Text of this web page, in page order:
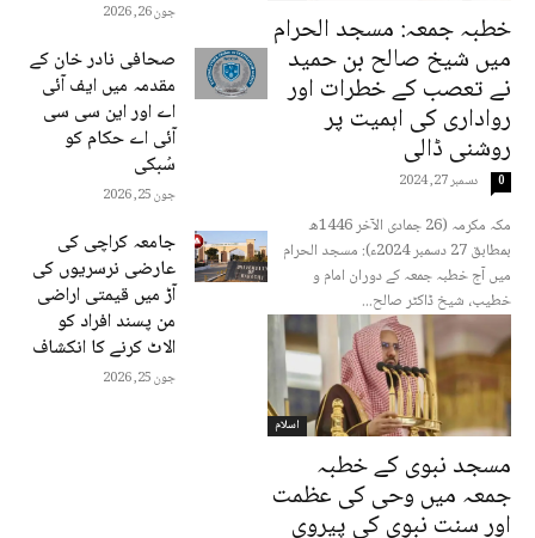
خطبہ جمعہ: مسجد الحرام
میں شیخ صالح بن حمید
نے تعصب کے خطرات اور
رواداری کی اہمیت پر
روشنی ڈالی
دسمبر 27, 2024 0
مکہ مکرمہ (26 جمادی الآخر 1446ھ
بمطابق 27 دسمبر 2024ء): مسجد الحرام
میں آج خطبہ جمعہ کے دوران امام و
خطیب، شیخ ڈاکٹر صالح...
اسلام
مسجد نبوی کے خطبہ
جمعہ میں وحی کی عظمت
اور سنت نبوی کی پیروی
جون 26, 2026
صحافی نادر خان کے
مقدمہ میں ایف آئی
اے اور این سی سی
آئی اے حکام کو
سُبکی
جون 25, 2026
جامعہ کراچی کی
عارضی نرسریوں کی
آڑ میں قیمتی اراضی
من پسند افراد کو
الاٹ کرنے کا انکشاف
جون 25, 2026